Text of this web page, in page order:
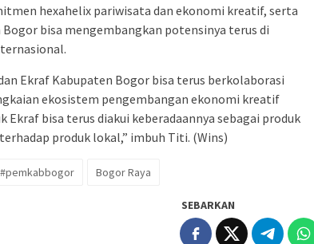
hexahelix pariwisata dan ekonomi kreatif, serta
bisa mengembangkan potensinya terus di
Ekraf Kabupaten Bogor bisa terus berkolaborasi
ekosistem pengembangan ekonomi kreatif
Ekraf bisa terus diakui keberadaannya sebagai produk
produk lokal,” imbuh Titi. (Wins)
Bogor Raya
SEBARKAN